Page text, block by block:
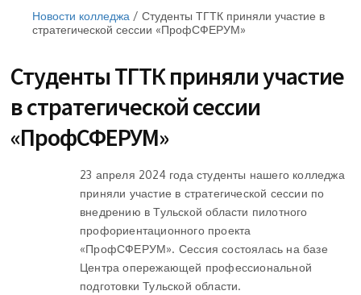
Новости колледжа / Студенты ТГТК приняли участие в
стратегической сессии «ПрофСФЕРУМ»
Студенты ТГТК приняли участие
в стратегической сессии
«ПрофСФЕРУМ»
23 апреля 2024 года студенты нашего колледжа
приняли участие в стратегической сессии по
внедрению в Тульской области пилотного
профориентационного проекта
«ПрофСФЕРУМ». Сессия состоялась на базе
Центра опережающей профессиональной
подготовки Тульской области.